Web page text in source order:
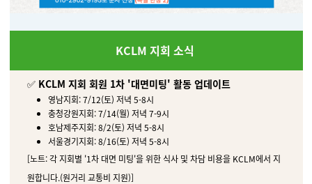
KCLM 지회 소식
✅KCLM 지회 회원 1차 '대면미팅' 활동 업데이트
영남지회: 7/12(토) 저녁 5-8시
충청강원지회: 7/14(월) 저녁 7-9시
호남제주지회: 8/2(토) 저녁 5-8시
서울경기지회: 8/16(토) 저녁 5-8시
[노트: 각 지회별 '1차 대면 미팅'을 위한 식사 및 차담 비용을 KCLM에서 지
원합니다.(원거리 교통비 지원)]